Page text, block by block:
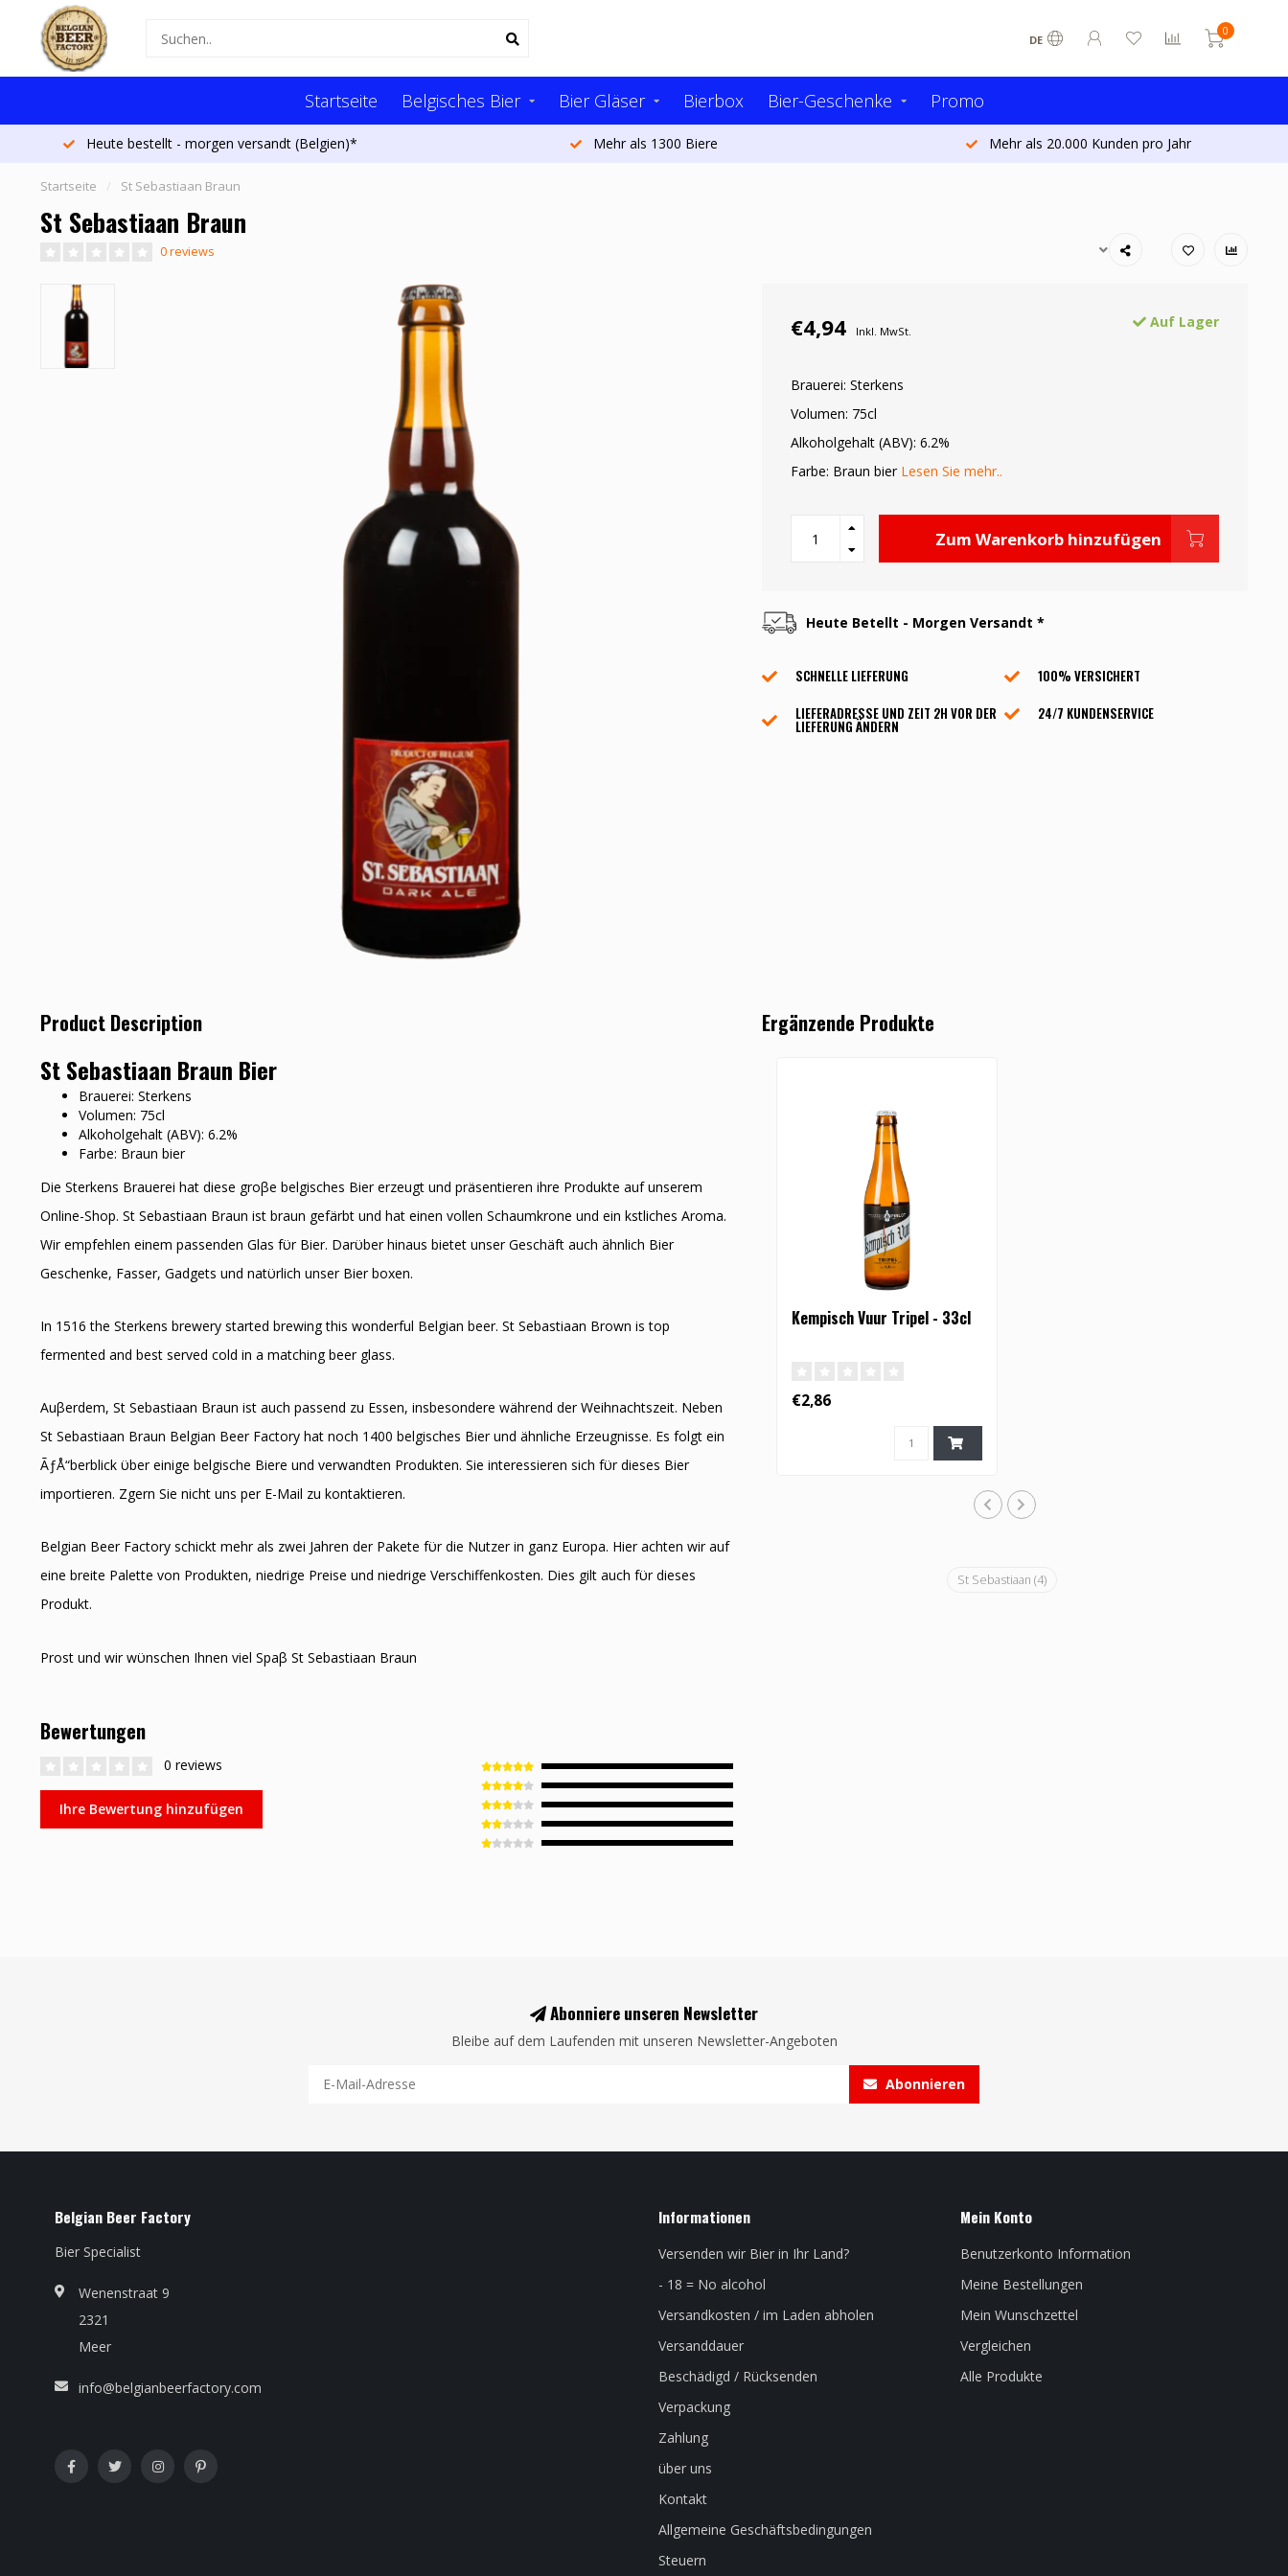
DE
0
Startseite Belgisches Bier Bier Gläser Bierbox Bier-Geschenke Promo
Heute bestellt - morgen versandt (Belgien)* Mehr als 1300 Biere Mehr als 20.000 Kunden pro Jahr
Startseite / St Sebastiaan Braun
St Sebastiaan Braun
0 reviews
€4,94 Inkl. MwSt.
Auf Lager
Brauerei: Sterkens
Volumen: 75cl
Alkoholgehalt (ABV): 6.2%
Farbe: Braun bier Lesen Sie mehr..
Zum Warenkorb hinzufügen
Heute Betellt - Morgen Versandt *
SCHNELLE LIEFERUNG
100% VERSICHERT
LIEFERADRESSE UND ZEIT 2H VOR DER
LIEFERUNG ÄNDERN
24/7 KUNDENSERVICE
Product Description
St Sebastiaan Braun Bier
Brauerei: Sterkens
Volumen: 75cl
Alkoholgehalt (ABV): 6.2%
Farbe: Braun bier
Die Sterkens Brauerei hat diese groβe belgisches Bier erzeugt und präsentieren ihre Produkte auf unserem
Online-Shop. St Sebastiaan Braun ist braun gefärbt und hat einen vollen Schaumkrone und ein kӧstliches Aroma.
Wir empfehlen einem passenden Glas fϋr Bier. Darϋber hinaus bietet unser Geschäft auch ähnlich Bier
Geschenke, Fasser, Gadgets und natϋrlich unser Bier boxen.
In 1516 the Sterkens brewery started brewing this wonderful Belgian beer. St Sebastiaan Brown is top
fermented and best served cold in a matching beer glass.
Auβerdem, St Sebastiaan Braun ist auch passend zu Essen, insbesondere während der Weihnachtszeit. Neben
St Sebastiaan Braun Belgian Beer Factory hat noch 1400 belgisches Bier und ähnliche Erzeugnisse. Es folgt ein
ÃƒÅ“berblick ϋber einige belgische Biere und verwandten Produkten. Sie interessieren sich fϋr dieses Bier
importieren. Zӧgern Sie nicht uns per E-Mail zu kontaktieren.
Belgian Beer Factory schickt mehr als zwei Jahren der Pakete fϋr die Nutzer in ganz Europa. Hier achten wir auf
eine breite Palette von Produkten, niedrige Preise und niedrige Verschiffenkosten. Dies gilt auch fϋr dieses
Produkt.
Prost und wir wϋnschen Ihnen viel Spaβ St Sebastiaan Braun
Bewertungen
0 reviews
Ihre Bewertung hinzufügen
Ergänzende Produkte
Kempisch Vuur Tripel - 33cl
€2,86
St Sebastiaan(4)
Abonniere unseren Newsletter
Bleibe auf dem Laufenden mit unseren Newsletter-Angeboten
Abonnieren
Belgian Beer Factory
Bier Specialist
Wenenstraat 9
2321
Meer
info@belgianbeerfactory.com
Informationen
Versenden wir Bier in Ihr Land?
- 18 = No alcohol
Versandkosten / im Laden abholen
Versanddauer
Beschädigd / Rücksenden
Verpackung
Zahlung
über uns
Kontakt
Allgemeine Geschäftsbedingungen
Steuern
Mein Konto
Benutzerkonto Information
Meine Bestellungen
Mein Wunschzettel
Vergleichen
Alle Produkte